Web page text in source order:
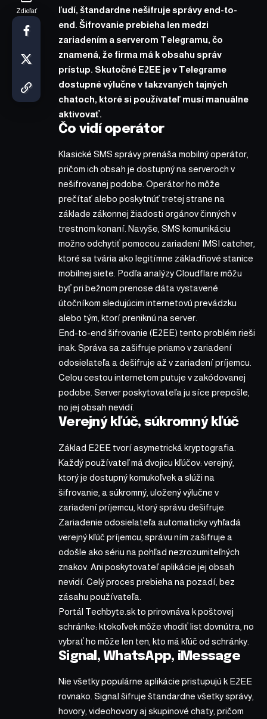
Zdieľať
ľudí, štandardne nešifruje správy end-to-
end. Šifrovanie prebieha len medzi
zariadením a serverom Telegramu, čo
znamená, že firma má k obsahu správ
prístup. Skutočné E2EE je v Telegrame
dostupné výlučne v takzvaných tajných
chatoch, ktoré si používateľ musí manuálne
aktivovať.
Čo vidí operátor
Klasické SMS správy prenáša mobilný operátor,
pričom ich obsah je dostupný na serveroch v
nešifrovanej podobe. Operátor ho môže
prečítať alebo poskytnúť tretej strane na
základe zákonnej žiadosti orgánov činných v
trestnom konaní. Navyše, SMS komunikáciu
možno odchytiť pomocou zariadení IMSI catcher,
ktoré sa tvária ako legitímne základňové stanice
mobilnej siete. Podľa analýzy Cloudflare môžu
byť pri bežnom prenose dáta vystavené
útočníkom sledujúcim internetovú prevádzku
alebo tým, ktorí preniknú na server.
End-to-end šifrovanie (E2EE) tento problém rieši
inak. Správa sa zašifruje priamo v zariadení
odosielateľa a dešifruje až v zariadení príjemcu.
Celou cestou internetom putuje v zakódovanej
podobe. Server poskytovateľa ju síce prepošle,
no jej obsah nevidí.
Verejný kľúč, súkromný kľúč
Základ E2EE tvorí asymetrická kryptografia.
Každý používateľ má dvojicu kľúčov: verejný,
ktorý je dostupný komukoľvek a slúži na
šifrovanie, a súkromný, uložený výlučne v
zariadení príjemcu, ktorý správu dešifruje.
Zariadenie odosielateľa automaticky vyhľadá
verejný kľúč príjemcu, správu ním zašifruje a
odošle ako sériu na pohľad nezrozumiteľných
znakov. Ani poskytovateľ aplikácie jej obsah
nevidí. Celý proces prebieha na pozadí, bez
zásahu používateľa.
Portál Techbyte.sk to prirovnáva k poštovej
schránke: ktokoľvek môže vhodiť list dovnútra, no
vybrať ho môže len ten, kto má kľúč od schránky.
Signal, WhatsApp, iMessage
Nie všetky populárne aplikácie pristupujú k E2EE
rovnako. Signal šifruje štandardne všetky správy,
hovory, videohovory aj skupinové chaty, pričom